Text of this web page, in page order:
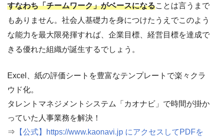
すなわち「チームワーク」がベースになることは言うまで
もありません。社会人基礎力を身につけたうえでこのよう
な能力を最大限発揮すれば、企業目標、経営目標を達成で
きる優れた組織が誕生するでしょう。
Excel、紙の評価シートを豊富なテンプレートで楽々クラ
ウド化。
タレントマネジメントシステム「カオナビ」で時間が掛か
っていた人事業務を解決！
⇒ 【公式】https://www.kaonavi.jp にアクセスしてPDFを